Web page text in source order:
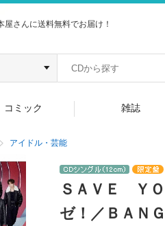
さんに送料無料でお届け！
コミック 雑誌
アイドル・芸能
ＳＡＶＥ Ｙ
ゼ！／ＢＡＮ